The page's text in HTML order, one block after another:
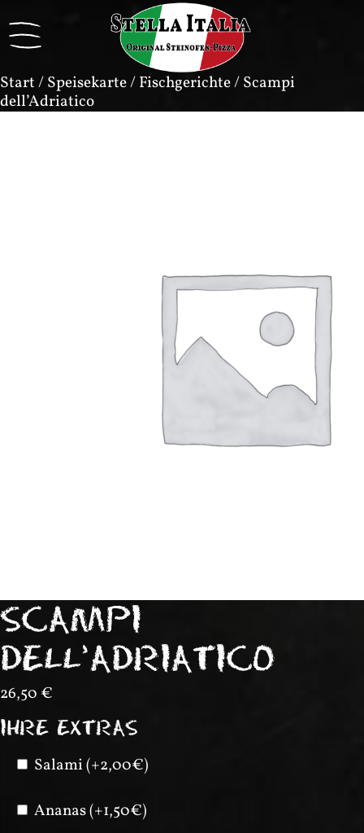
Start/Speisekarte/Fischgerichte/ Scampi
dell’Adriatico
SCAMPI
DELL’ADRIATICO
26,50 €
IHRE EXTRAS
Salami (+2,00€)
Ananas (+1,50€)